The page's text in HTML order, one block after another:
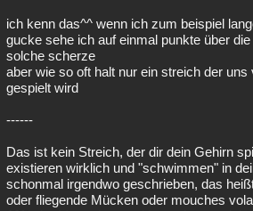
ich kenn das^^ wenn ich zum beispiel
gucke sehe ich auf einmal punkte über
solche scherze
aber wie so oft halt nur ein streich der
gespielt wird
------
Das ist kein Streich, der dir dein Gehirn
existieren wirklich und "schwimmen" in
schonmal irgendwo geschrieben, das
oder fliegende Mücken oder mouches